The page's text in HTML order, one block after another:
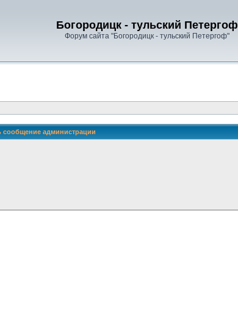
Богородицк - тульский Петергоф
Форум сайта "Богородицк - тульский Петергоф"
сообщение администрации